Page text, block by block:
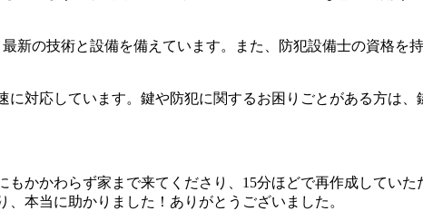
新の技術と設備を備えています。また、防犯設備士の資格を
対応しています。鍵や防犯に関するお困りごとがある方は、
かかわらず家まで来てくださり、15分ほどで再作成してい
本当に助かりました！ありがとうございました。